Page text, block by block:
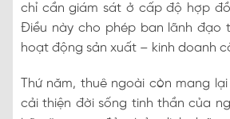
chỉ cần giám sát ở cấp độ hợp
Điều này cho phép ban lãnh đạo
hoạt động sản xuất – kinh doanh
Thứ năm, thuê ngoài còn mang
cải thiện đời sống tinh thần của